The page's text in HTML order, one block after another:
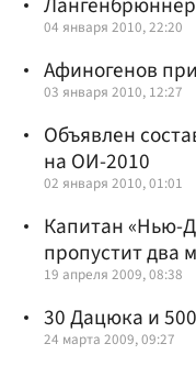
04 января 2010, 22:20
Афиногенов
03 января 2010, 12:27
Объявлен
на ОИ-2010
02 января 2010, 01:01
Капитан «Нью-
пропустит два
19 апреля 2009, 08:38
30 Дацюка и
24 марта 2009, 09:27